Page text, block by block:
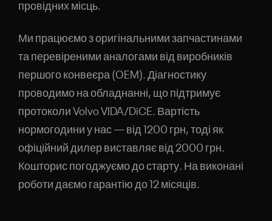
провідних місць.
Ми працюємо з оригінальними запчастинами
та перевіреними аналогами від виробників
першого конвеєра (OEM). Діагностику
проводимо на обладнанні, що підтримує
протоколи Volvo VIDA/DiCE. Вартість
нормогодини у нас — від 1200 грн, тоді як
офіційний дилер виставляє від 2000 грн.
Кошторис погоджуємо до старту. На виконані
роботи даємо гарантію до 12 місяців.